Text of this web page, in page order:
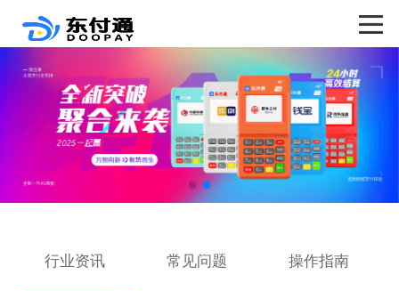
行业资讯 常见问题 操作指南